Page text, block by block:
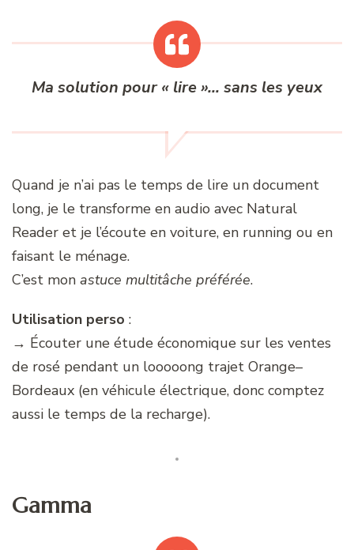
Ma solution pour « lire »… sans les yeux
Quand je n’ai pas le temps de lire un document
long, je le transforme en audio avec Natural
Reader et je l’écoute en voiture, en running ou en
faisant le ménage.
C’est mon astuce multitâche préférée.
Utilisation perso :
→ Écouter une étude économique sur les ventes
de rosé pendant un looooong trajet Orange–
Bordeaux (en véhicule électrique, donc comptez
aussi le temps de la recharge).
Gamma